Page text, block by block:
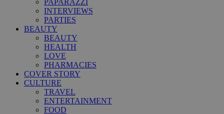
PAPARAZZI
INTERVIEWS
PARTIES
BEAUTY
BEAUTY
HEALTH
LOVE
PHARMACIES
COVER STORY
CULTURE
TRAVEL
ENTERTAINMENT
FOOD